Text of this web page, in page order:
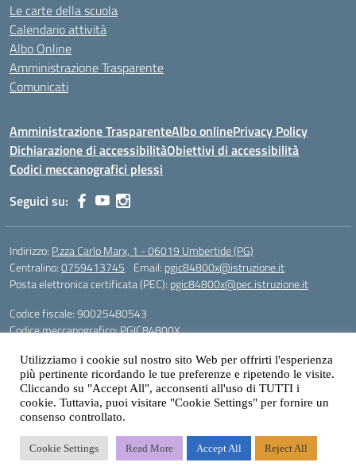
Le carte della scuola
Calendario attività
Albo Online
Amministrazione Trasparente
Comunicati
Amministrazione TrasparenteAlbo onlinePrivacy Policy
Dichiarazione di accessibilitàObiettivi di accessibilità
Codici meccanografici plessi
Seguici su:
Indirizzo: P.zza Carlo Marx, 1 - 06019 Umbertide (PG)
Centralino:0759413745 Email: pgic84800x@istruzione.it
Posta elettronica certificata (PEC): pgic84800x@pec.istruzione.it
Codice fiscale: 90025480543
Codice meccanografico:PGIC84800X
Gestione sito web: prof. Paolo Chitarrai
Utilizziamo i cookie sul nostro sito Web per offrirti l'esperienza
più pertinente ricordando le tue preferenze e ripetendo le visite.
Cliccando su "Accept All", acconsenti all'uso di TUTTI i
cookie. Tuttavia, puoi visitare "Cookie Settings" per fornire un
consenso controllato.
Cookie Settings Read More Accept All Reject All